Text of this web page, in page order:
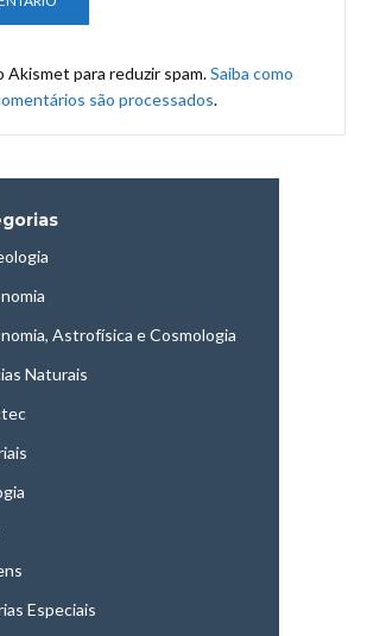
Akismet para reduzir spam.Saiba como
são processados.
Astrofísica e Cosmologia
Naturais
Especiais